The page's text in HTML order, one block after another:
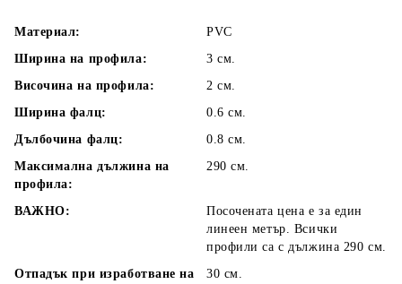
Материал:
PVC
Ширина на профила:
3 см.
Височина на профила:
2 см.
Ширина фалц:
0.6 см.
Дълбочина фалц:
0.8 см.
Максимална дължина на
профила:
290 см.
ВАЖНО:
Посочената цена е за един
линеен метър. Всички
профили са с дължина 290 см.
Отпадък при изработване на
30 см.